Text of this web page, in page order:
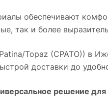
обеспечивают
так и более
Topaz (CPATO)) в
доставки до
решение